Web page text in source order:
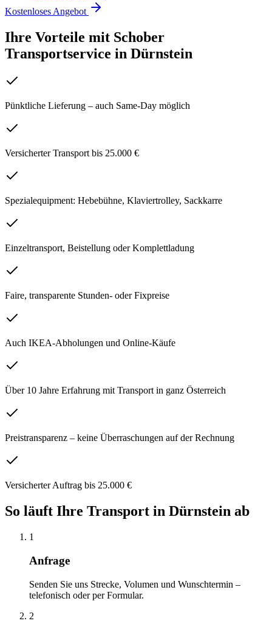
Kostenloses Angebot
Ihre Vorteile mit Schober
Transportservice in Dürnstein
Pünktliche Lieferung – auch Same-Day möglich
Versicherter Transport bis 25.000 €
Spezialequipment: Hebebühne, Klaviertrolley, Sackkarre
Einzeltransport, Beistellung oder Komplettladung
Faire, transparente Stunden- oder Fixpreise
Auch IKEA-Abholungen und Online-Käufe
Über 10 Jahre Erfahrung mit Transport in ganz Österreich
Preistransparenz – keine Überraschungen auf der Rechnung
Versicherter Auftrag bis 25.000 €
So läuft Ihre Transport in Dürnstein ab
1
Anfrage
Senden Sie uns Strecke, Volumen und Wunschtermin –
telefonisch oder per Formular.
2